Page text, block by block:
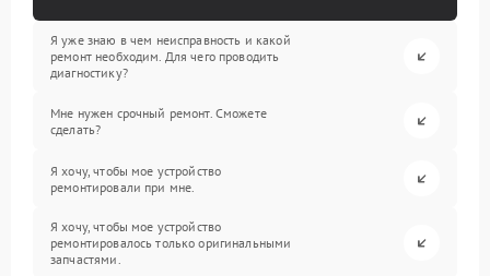
Я уже знаю в чем неисправность и какой
ремонт необходим. Для чего проводить
диагностику?
Мне нужен срочный ремонт. Сможете
сделать?
Я хочу, чтобы мое устройство
ремонтировали при мне.
Я хочу, чтобы мое устройство
ремонтировалось только оригинальными
запчастями.